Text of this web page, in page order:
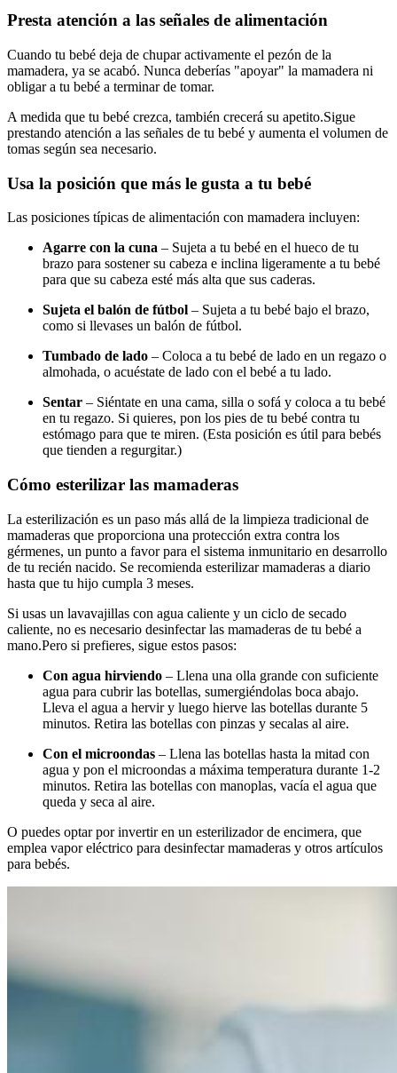
Presta atención a las señales de alimentación
Cuando tu bebé deja de chupar activamente el pezón de la
mamadera, ya se acabó. Nunca deberías "apoyar" la mamadera ni
obligar a tu bebé a terminar de tomar.
A medida que tu bebé crezca, también crecerá su apetito.Sigue
prestando atención a las señales de tu bebé y aumenta el volumen de
tomas según sea necesario.
Usa la posición que más le gusta a tu bebé
Las posiciones típicas de alimentación con mamadera incluyen:
Agarre con la cuna – Sujeta a tu bebé en el hueco de tu
brazo para sostener su cabeza e inclina ligeramente a tu bebé
para que su cabeza esté más alta que sus caderas.
Sujeta el balón de fútbol – Sujeta a tu bebé bajo el brazo,
como si llevases un balón de fútbol.
Tumbado de lado – Coloca a tu bebé de lado en un regazo o
almohada, o acuéstate de lado con el bebé a tu lado.
Sentar – Siéntate en una cama, silla o sofá y coloca a tu bebé
en tu regazo. Si quieres, pon los pies de tu bebé contra tu
estómago para que te miren. (Esta posición es útil para bebés
que tienden a regurgitar.)
Cómo esterilizar las mamaderas
La esterilización es un paso más allá de la limpieza tradicional de
mamaderas que proporciona una protección extra contra los
gérmenes, un punto a favor para el sistema inmunitario en desarrollo
de tu recién nacido. Se recomienda esterilizar mamaderas a diario
hasta que tu hijo cumpla 3 meses.
Si usas un lavavajillas con agua caliente y un ciclo de secado
caliente, no es necesario desinfectar las mamaderas de tu bebé a
mano.Pero si prefieres, sigue estos pasos:
Con agua hirviendo – Llena una olla grande con suficiente
agua para cubrir las botellas, sumergiéndolas boca abajo.
Lleva el agua a hervir y luego hierve las botellas durante 5
minutos. Retira las botellas con pinzas y secalas al aire.
Con el microondas – Llena las botellas hasta la mitad con
agua y pon el microondas a máxima temperatura durante 1-2
minutos. Retira las botellas con manoplas, vacía el agua que
queda y seca al aire.
O puedes optar por invertir en un esterilizador de encimera, que
emplea vapor eléctrico para desinfectar mamaderas y otros artículos
para bebés.